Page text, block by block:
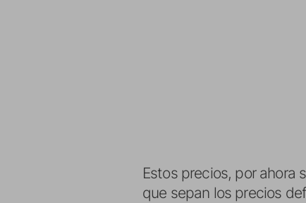
Estos precios, por ahora
que sepan los precios